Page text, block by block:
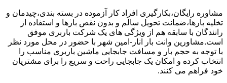
مشاوره رایگان،بکارگیری افراد کار آزموده در بسته بندی،چیدمان و
تخلیه بارها،ضمانت تحویل سالم و بدون نقص بارها و استفاده از
رانندگان با سابقه هم از ویژگی های یک شرکت باربری موفق
است.مشاورین وانت بار انار-امین شهر با حضور در محل مورد نظر
با توجه به حجم بار و مسافت جابجایی ماشین باربری مناسب را
انتخاب کرده و امکان یک جابجایی راحت و سریع را برای مشتریان
خود فراهم می کنند.